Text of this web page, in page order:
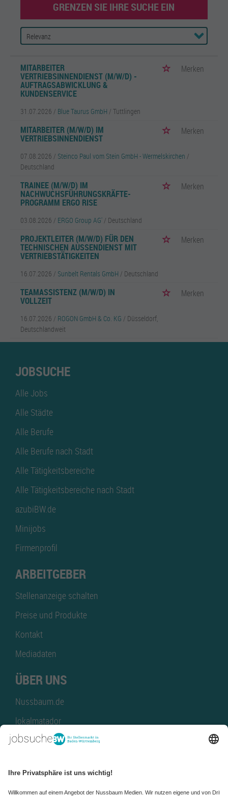
GRENZEN SIE IHRE SUCHE EIN
MITARBEITER
VERTRIEBSINNENDIENST (M/W/D) -
AUFTRAGSABWICKLUNG &
KUNDENSERVICE
Merken
31.07.2026 / Blue Taurus GmbH / Tuttlingen
MITARBEITER (M/W/D) IM
VERTRIEBSINNENDIENST
Merken
07.08.2026 / Steinco Paul vom Stein GmbH - Wermelskirchen /
Deutschland
TRAINEE (M/W/D) IM
NACHWUCHSFÜHRUNGSKRÄFTE-
PROGRAMM ERGO RISE
Merken
03.08.2026 / ERGO Group AG' / Deutschland
PROJEKTLEITER (M/W/D) FÜR DEN
TECHNISCHEN AUSSENDIENST MIT V
ERTRIEBSTÄTIGKEITEN
Merken
16.07.2026 / Sunbelt Rentals GmbH / Deutschland
TEAMASSISTENZ (M/W/D) IN
VOLLZEIT
Merken
16.07.2026 / ROGON GmbH & Co. KG / Düsseldorf,
Deutschlandweit
JOBSUCHE
Alle Jobs
Alle Städte
Alle Berufe
Alle Berufe nach Stadt
Alle Tätigkeitsbereiche
Alle Tätigkeitsbereiche nach Stadt
azubiBW.de
Minijobs
Firmenprofil
ARBEITGEBER
Stellenanzeige schalten
Preise und Produkte
Kontakt
Mediadaten
ÜBER UNS
Nussbaum.de
lokalmatador
kaufinBW
NussbaumID